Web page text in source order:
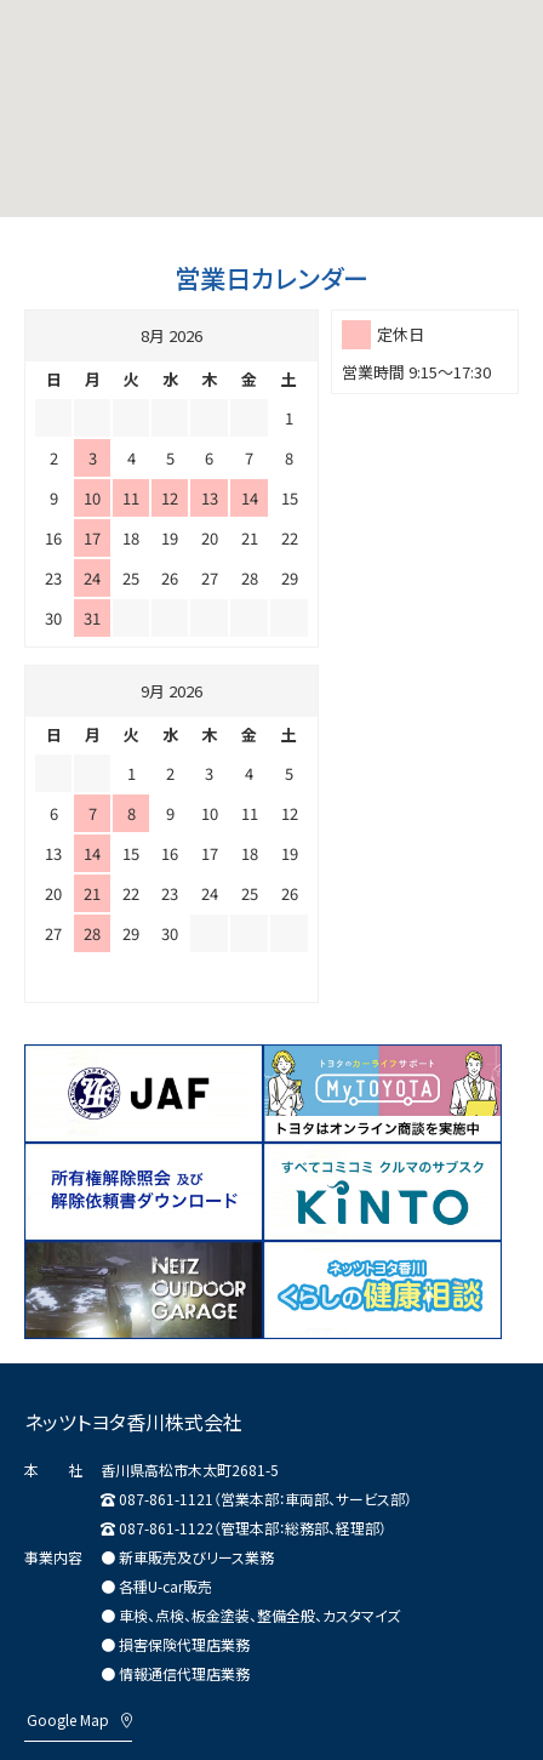
営業日カレンダー
定休日
営業時間 9:15～17:30
8月 2026
日
月 火 水 木 金
土
1
2
3 4 5 6 7
8
9
10 11 12 13 14
15
16
17 18 19 20 21
22
23
24 25 26 27 28
29
30
31
9月 2026
日
月 火 水 木 金
土
1
2 3 4
5
6
7 8 9 10 11
12
13
14 15 16 17 18
19
20
21 22 23 24 25
26
27
28 29 30
ネッツトヨタ香川株式会社
本 社
香川県高松市木太町2681-5
087-861-1121（営業本部：車両部、サービス部）
087-861-1122（管理本部：総務部、経理部）
事業内容
● 新車販売及びリース業務
● 各種U-car販売
● 車検、点検、板金塗装、整備全般、カスタマイズ
● 損害保険代理店業務
● 情報通信代理店業務
Google Map